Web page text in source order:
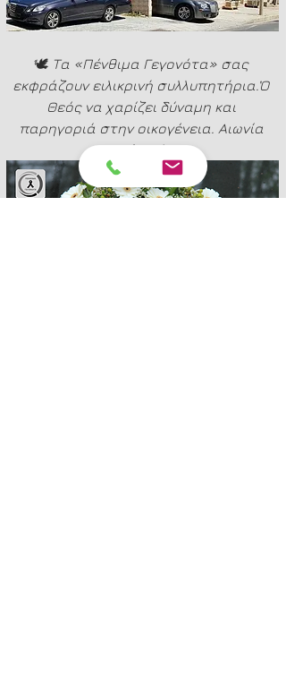
🕊️ Τα «Πένθιμα Γεγονότα» σας
εκφράζουν ειλικρινή συλλυπητήρια.Ὁ
Θεός να χαρίζει δύναμη και
παρηγοριά στην οικογένεια. Αιωνία
του ἡ μνήμη.